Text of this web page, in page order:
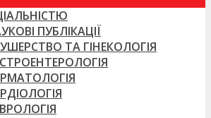
ПУБЛІКАЦІЇ
ТА ГІНЕКОЛОГІЯ